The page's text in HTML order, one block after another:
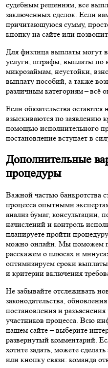
судебным решениям, все
заключенных сделок. Если
причитающуюся сумму,
кнопку на сайте или
Для физлица выплаты могут
услуги, штрафы, выплаты по
микрозаймам, неустойки,
выплату пособий, а также
различным категориям – всё
Если обязательства
взыскиваются по заявлению
помощью исполнительного
постановление вступает в
Дополнительные
процедуры
Важной частью банкротства
процесса опытными
анализ бумаг, консультации,
начислений и контроль
планируете пройти
можно онлайн. Мы поможем
расскажем о плюсах и
оптимизируем сроки
и критерии включения
Не забывайте отслеживать
законодательства,
постановления и
участников процесса. Всю
нашем сайте – выберите
развернутый комментарий.
хотите задать, можете
или кнопку связи: команда